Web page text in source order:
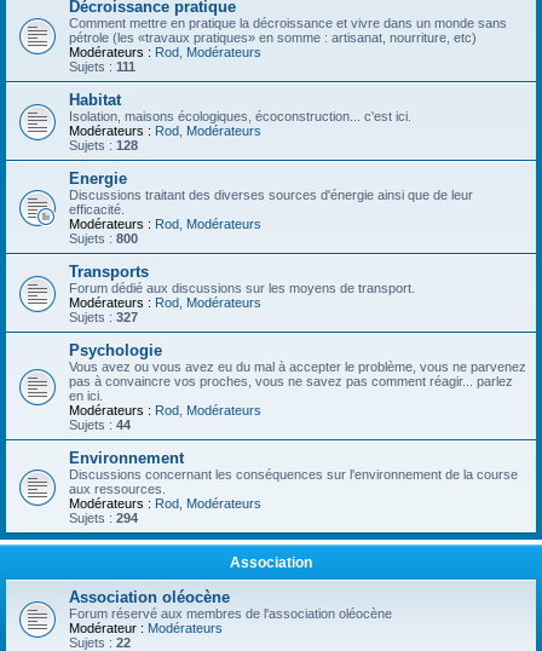
Décroissance pratique
Comment mettre en pratique la décroissance et vivre dans un monde sans
pétrole (les «travaux pratiques» en somme : artisanat, nourriture, etc)
Modérateurs : Rod Modérateurs
Sujets : 111
Habitat
Isolation, maisons écologiques, écoconstruction... c'est ici.
Modérateurs : Rod Modérateurs
Sujets : 128
Energie
Discussions traitant des diverses sources d'énergie ainsi que de leur
efficacité.
Modérateurs : Rod Modérateurs
Sujets : 800
Transports
Forum dédié aux discussions sur les moyens de transport.
Modérateurs : Rod Modérateurs
Sujets : 327
Psychologie
Vous avez ou vous avez eu du mal à accepter le problème, vous ne parvenez
pas à convaincre vos proches, vous ne savez pas comment réagir... parlez
en ici.
Modérateurs : Rod Modérateurs
Sujets : 44
Environnement
Discussions concernant les conséquences sur l'environnement de la course
aux ressources.
Modérateurs : Rod Modérateurs
Sujets : 294
Association
Association oléocène
Forum réservé aux membres de l'association oléocène
Modérateur : Modérateurs
Sujets : 22